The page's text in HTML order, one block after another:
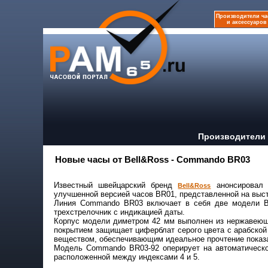
Производители
и аксессуаров
Производители
Новые часы от Bell&Ross - Commando BR03
Известный швейцарский брендBell&Ross
улучшенной версией часов BR01, представленной на
Линия Commando BR03 включает в себя две модели
трехстрелочник с индикацией даты.
Корпус модели диметром 42 мм выполнен из
покрытием защищает циферблат серого цвета с
веществом, обеспечивающим идеальное прочтение
Модель Commando BR03-92 оперирует на
расположенной между индексами 4 и 5.